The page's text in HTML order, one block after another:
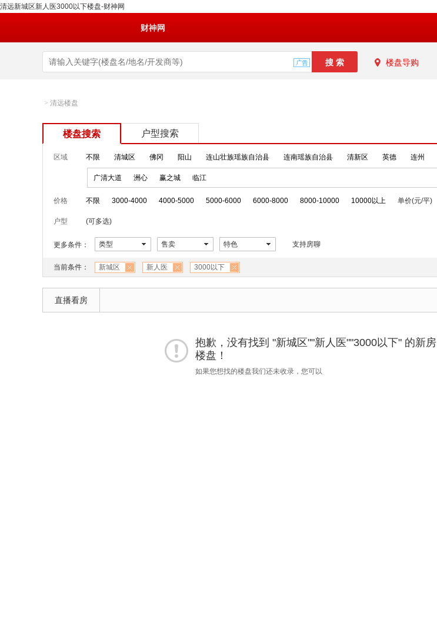
清远新城区新人医3000以下楼盘-财神网
财神网
楼盘导购
> 清远楼盘
楼盘搜索 户型搜索
区域 不限 清城区 佛冈 阳山 连山壮族瑶族自治县 连南瑶族自治县 清新区 英德 连州
广清大道 洲心 赢之城 临江
价格 不限 3000-4000 4000-5000 5000-6000 6000-8000 8000-10000 10000以上 单价(元/平)
户型 (可多选)
更多条件： 类型 售卖 特色 支持房聊
当前条件： 新城区 新人医 3000以下
直播看房
抱歉，没有找到 "新城区""新人医""3000以下" 的新房
楼盘！
如果您想找的楼盘我们还未收录，您可以